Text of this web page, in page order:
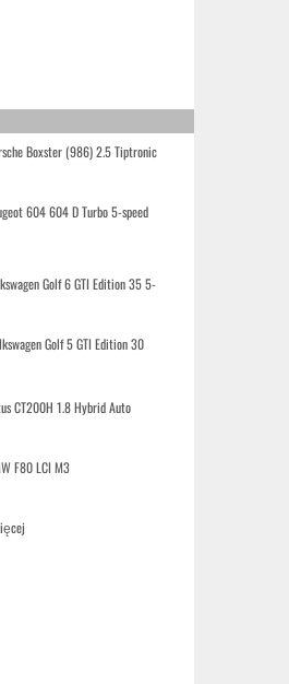
Boxster (986) 2.5 Tiptronic
604 604 D Turbo 5-speed
Golf 6 GTI Edition 35 5-
Golf 5 GTI Edition 30
CT200H 1.8 Hybrid Auto
F80 LCI M3